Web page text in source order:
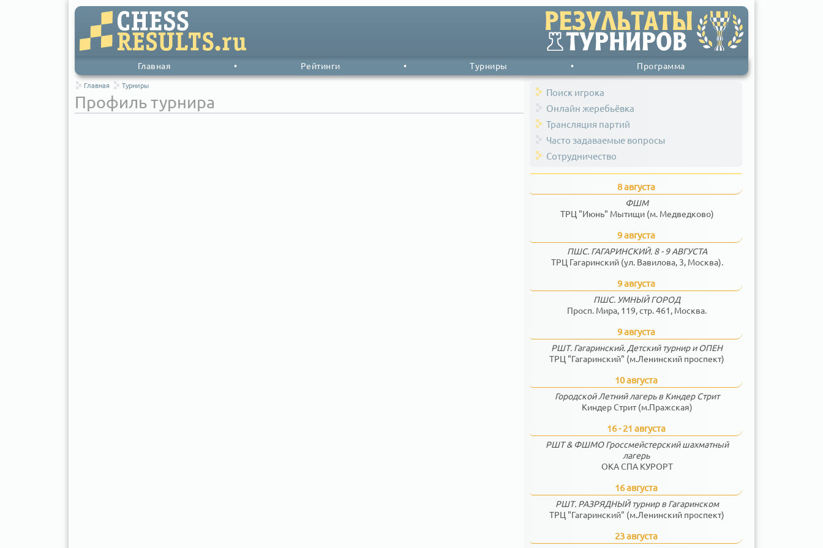
Главная • Рейтинги • Турниры • Программа
Главная Турниры
Профиль турнира
Поиск игрока
Онлайн жеребьёвка
Трансляция партий
Часто задаваемые вопросы
Сотрудничество
8 августа
ФШМ
ТРЦ "Июнь" Мытищи (м. Медведково)
9 августа
ПШС. ГАГАРИНСКИЙ. 8 - 9 АВГУСТА
ТРЦ Гагаринский (ул. Вавилова, 3, Москва).
9 августа
ПШС. УМНЫЙ ГОРОД
Просп. Мира, 119, стр. 461, Москва.
9 августа
РШТ. Гагаринский. Детский турнир и ОПЕН
ТРЦ "Гагаринский" (м.Ленинский проспект)
10 августа
Городской Летний лагерь в Киндер Стрит
Киндер Стрит (м.Пражская)
16 - 21 августа
РШТ & ФШМО Гроссмейстерский шахматный
лагерь
ОКА СПА КУРОРТ
16 августа
РШТ. РАЗРЯДНЫЙ турнир в Гагаринском
ТРЦ "Гагаринский" (м.Ленинский проспект)
23 августа